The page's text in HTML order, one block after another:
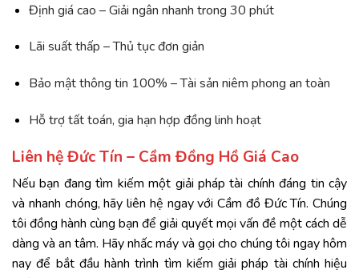
Định giá cao – Giải ngân nhanh trong 30 phút
Lãi suất thấp – Thủ tục đơn giản
Bảo mật thông tin 100% – Tài sản niêm phong an toàn
Hỗ trợ tất toán, gia hạn hợp đồng linh hoạt
Liên hệ Đức Tín – Cầm Đồng Hồ Giá Cao
Nếu bạn đang tìm kiếm một giải pháp tài chính đáng tin cậy
và nhanh chóng, hãy liên hệ ngay với Cầm đồ Đức Tín. Chúng
tôi đồng hành cùng bạn để giải quyết mọi vấn đề một cách dễ
dàng và an tâm. Hãy nhấc máy và gọi cho chúng tôi ngay hôm
nay để bắt đầu hành trình tìm kiếm giải pháp tài chính hiệu